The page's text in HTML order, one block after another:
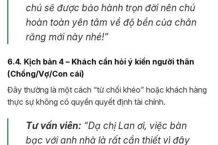
chú sẽ được bảo hành trọn đời nên chú
hoàn toàn yên tâm về độ bền của chân
răng mới này nhé!”
6.4. Kịch bản 4 – Khách cần hỏi ý kiến người thân
(Chồng/Vợ/Con cái)
Đây thường là một cách “từ chối khéo” hoặc khách hàng
thực sự không có quyền quyết định tài chính.
Tư vấn viên: “Dạ chị Lan ơi, việc bàn
bạc với anh nhà là rất cần thiết vì đây